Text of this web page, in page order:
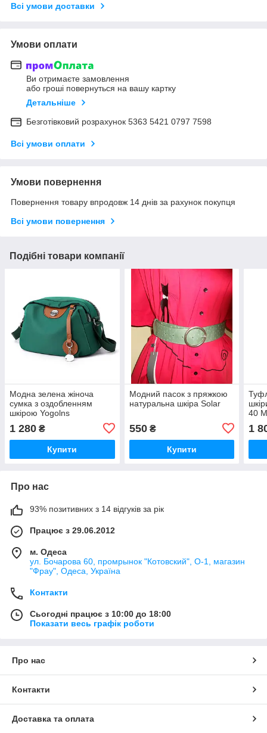
Всі умови доставки
Умови оплати
Ви отримаєте замовлення
або гроші повернуться на вашу картку
Детальніше
Безготівковий розрахунок 5363 5421 0797 7598
Всі умови оплати
Умови повернення
Повернення товару впродовж 14 днів за рахунок покупця
Всі умови повернення
Подібні товари компанії
Модна зелена жіноча
сумка з оздобленням
шкірою Yogolns
1 280 ₴
Купити
Модний пасок з пряжкою
натуральна шкіра Solar
550₴
Купити
40
1
Про нас
93% позитивних з 14 відгуків за рік
Працює з 29.06.2012
м. Одеса
ул. Бочарова 60, промрынок "Котовский", О-1, магазин
"Фрау", Одеса, Україна
Контакти
Сьогодні працює з 10:00 до 18:00
Показати весь графік роботи
Про нас
Контакти
Доставка та оплата